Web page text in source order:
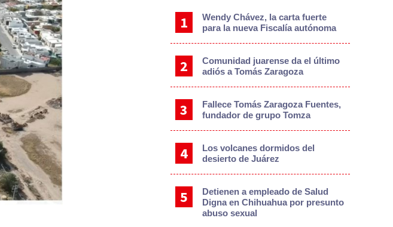
Wendy Chávez, la carta fuerte
para la nueva Fiscalía autónoma
Comunidad juarense da el último
adiós a Tomás Zaragoza
Fallece Tomás Zaragoza Fuentes,
fundador de grupo Tomza
Los volcanes dormidos del
desierto de Juárez
Detienen a empleado de Salud
Digna en Chihuahua por presunto
abuso sexual